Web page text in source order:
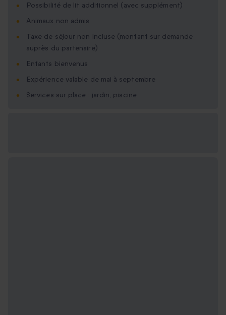
Possibilité de lit additionnel (avec supplément)
Animaux non admis
Taxe de séjour non incluse (montant sur demande
auprès du partenaire)
Enfants bienvenus
Expérience valable de mai à septembre
Services sur place : jardin, piscine